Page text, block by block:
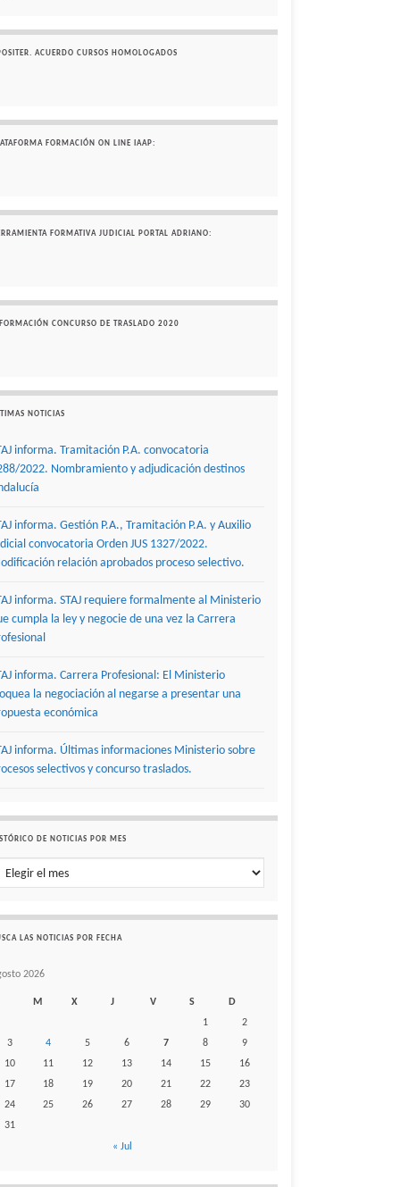
ACUERDO CURSOS HOMOLOGADOS
FORMACIÓN ON LINE IAAP:
FORMATIVA JUDICIAL PORTAL ADRIANO:
CONCURSO DE TRASLADO 2020
NOTICIAS
informa. Tramitación P.A. convocatoria
2022. Nombramiento y adjudicación destinos
informa. Gestión P.A., Tramitación P.A. y Auxilio
convocatoria Orden JUS 1327/2022.
relación aprobados proceso selectivo.
informa. STAJ requiere formalmente al Ministerio
cumpla la ley y negocie de una vez la Carrera
informa. Carrera Profesional: El Ministerio
la negociación al negarse a presentar una
económica
informa. Últimas informaciones Ministerio sobre
selectivos y concurso traslados.
DE NOTICIAS POR MES
de noticias por mes
LAS NOTICIAS POR FECHA
2026
M X J V S
D
1
2
3
4 5 6 7 8
9
10
11 12 13 14 15
16
17
18 19 20 21 22
23
24
25 26 27 28 29
30
31
« Jul